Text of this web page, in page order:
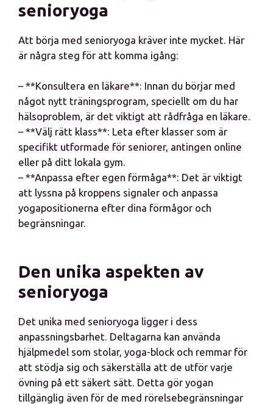
senioryoga
Att börja med senioryoga kräver inte mycket. Här
är några steg för att komma igång:
– **Konsultera en läkare**: Innan du börjar med
något nytt träningsprogram, speciellt om du har
hälsoproblem, är det viktigt att rådfråga en läkare.
– **Välj rätt klass**: Leta efter klasser som är
specifikt utformade för seniorer, antingen online
eller på ditt lokala gym.
– **Anpassa efter egen förmåga**: Det är viktigt
att lyssna på kroppens signaler och anpassa
yogapositionerna efter dina förmågor och
begränsningar.
Den unika aspekten av
senioryoga
Det unika med senioryoga ligger i dess
anpassningsbarhet. Deltagarna kan använda
hjälpmedel som stolar, yoga-block och remmar för
att stödja sig och säkerställa att de utför varje
övning på ett säkert sätt. Detta gör yogan
tillgänglig även för de med rörelsebegränsningar